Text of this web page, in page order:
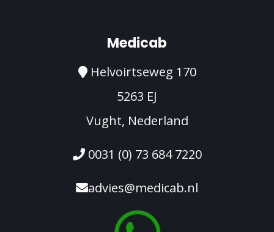
Medicab
Helvoirtseweg 170
5263 EJ
Vught, Nederland
0031 (0) 73 684 7220
advies@medicab.nl